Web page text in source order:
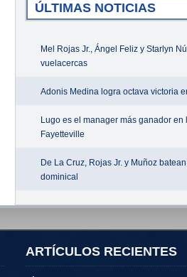
ÚLTIMAS NOTICIAS
Mel Rojas Jr., Ángel Feliz y Starlyn
vuelacercas
Adonis Medina logra octava victoria
Lugo es el manager más ganador en
Fayetteville
De La Cruz, Rojas Jr. y Muñoz
dominical
ARTÍCULOS RECIENTES